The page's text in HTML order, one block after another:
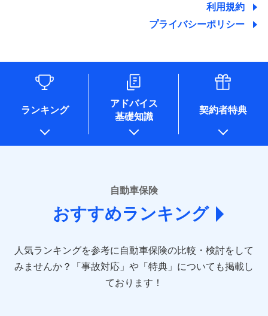
しくは委託を受けている保険会社・提携会社の保険その他に
関する情報を提供し、金融商品等の契約を勧奨するため、ま
た維持管理等の委託業務遂行のため、またそれらに付帯、関
情報を取引のある他の保険会社の商品・サービスをご提案す
るために利用させていただくことがあります。）
各種セミナーの開催のため
コンサルティングサービスの実施のため
アンケートやキャンペーン等の実施のため
上記に係る案内・手続き・管理等付帯業務を行うため
* 当社が委託を受けている保険会社の情報は、保険会社のホ
ームページに掲載しておりますので、ご確認ください。
あいおいニッセイ同和損害保険株式会社
(https://www.aioinissaydowa.co.jp/)
アクサ損害保険株式会社 (https://www.axa-
direct.co.jp/)
sompo.co.jp/)
東京海上ダイレクト損害保険株式会社 (https://www.e-
AIG損害保険株式会社 (https://www.aig.co.jp/sonpo)
利用規約
プライバシーポリシー
ランキング
アドバイス
基礎知識
契約者特典
自動車保険
おすすめランキング
人気ランキングを参考に自動車保険の比較・検討をして
みませんか？
「事故対応」や「特典」についても掲載し
ております！